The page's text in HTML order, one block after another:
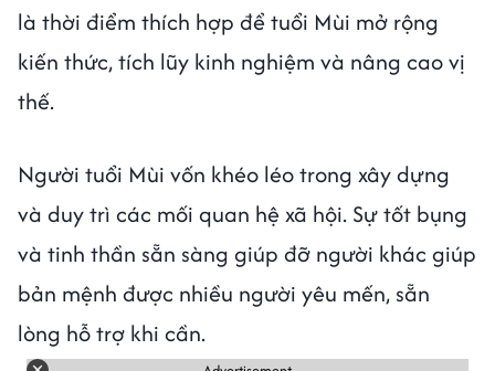
là thời điểm thích hợp để tuổi Mùi mở rộng
kiến thức, tích lũy kinh nghiệm và nâng cao vị
thế.
Người tuổi Mùi vốn khéo léo trong xây dựng
và duy trì các mối quan hệ xã hội. Sự tốt bụng
và tinh thần sẵn sàng giúp đỡ người khác giúp
bản mệnh được nhiều người yêu mến, sẵn
lòng hỗ trợ khi cần.